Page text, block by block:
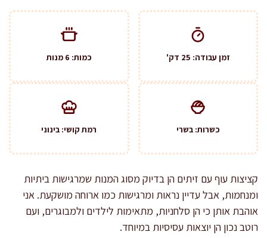
זמן עבודה: 25 דק' כמות: 6 מנות
כשרות: בשרי רמת קושי: בינוני
קציצות עוף עם זיתים הן בדיוק מסוג המנות שמרגישות ביתיות
ומנחמות, אבל עדיין נראות ומרגישות כמו ארוחה מושקעת. אני
אוהבת אותן כי הן סלחניות, מתאימות לילדים ולמבוגרים, ועם
רוטב נכון הן יוצאות עסיסיות במיוחד.